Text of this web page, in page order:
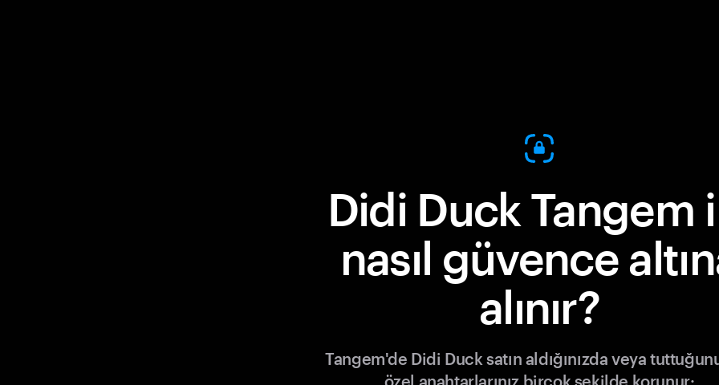
Didi Duck Tangem
nasıl güvence
alınır?
Tangem'de Didi Duck satın aldığınızda veya
özel anahtarlarınız birçok şekilde korunur: